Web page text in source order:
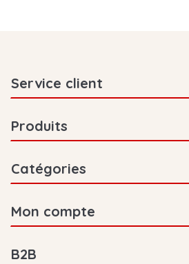
Service client
Produits
Catégories
Mon compte
B2B